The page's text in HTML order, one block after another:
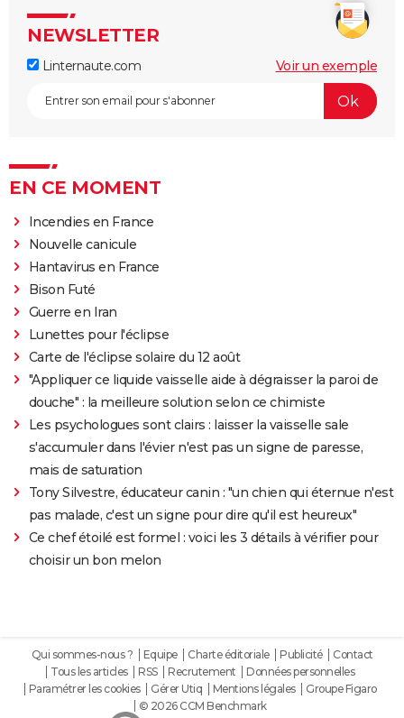
NEWSLETTER
Linternaute.com Voir un exemple
EN CE MOMENT
Incendies en France
Nouvelle canicule
Hantavirus en France
Bison Futé
Guerre en Iran
Lunettes pour l'éclipse
Carte de l'éclipse solaire du 12 août
"Appliquer ce liquide vaisselle aide à dégraisser la paroi de
douche" : la meilleure solution selon ce chimiste
Les psychologues sont clairs : laisser la vaisselle sale
s'accumuler dans l'évier n'est pas un signe de paresse,
mais de saturation
Tony Silvestre, éducateur canin : "un chien qui éternue n'est
pas malade, c'est un signe pour dire qu'il est heureux"
Ce chef étoilé est formel : voici les 3 détails à vérifier pour
choisir un bon melon
Qui sommes-nous ? Equipe Charte éditoriale Publicité
Contact
Tous les articles
RSS Recrutement
Données personnelles
Paramétrer les cookies
Gérer Utiq Mentions légales
Groupe Figaro
© 2026 CCM Benchmark